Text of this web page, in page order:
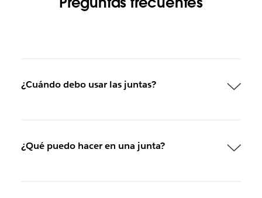
¿Cuándo debo usar las juntas?
¿Qué puedo hacer en una junta?